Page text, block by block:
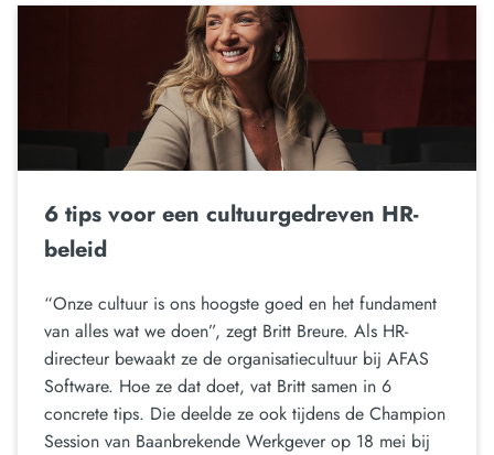
6 tips voor een cultuurgedreven HR-
beleid
“Onze cultuur is ons hoogste goed en het fundament
van alles wat we doen”, zegt Britt Breure. Als HR-
directeur bewaakt ze de organisatiecultuur bij AFAS
Software. Hoe ze dat doet, vat Britt samen in 6
concrete tips. Die deelde ze ook tijdens de Champion
Session van Baanbrekende Werkgever op 18 mei bij